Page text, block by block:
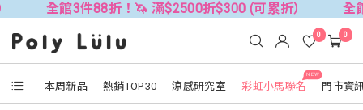
館3件88折！🦄 滿$2500折$300 (可累折） 全館3件88
本周新品 熱銷TOP30 涼感研究室
NEW
彩虹小馬聯名 門市資
0 0